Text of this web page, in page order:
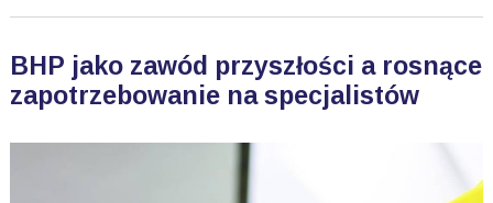
BHP jako zawód przyszłości a rosnące
zapotrzebowanie na specjalistów